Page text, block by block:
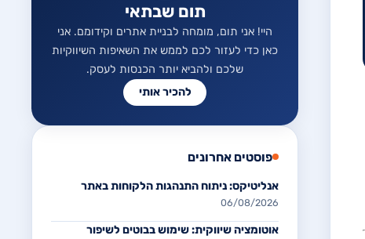
תום שבתאי
היי! אני תום, מומחה לבניית אתרים וקידומם. אני
כאן כדי לעזור לכם לממש את השאיפות השיווקיות
שלכם ולהביא יותר הכנסות לעסק.
להכיר אותי
פוסטים אחרונים
אנליטיקס: ניתוח התנהגות הלקוחות באתר
06/08/2026
אוטומציה שיווקית: שימוש בבוטים לשיפור